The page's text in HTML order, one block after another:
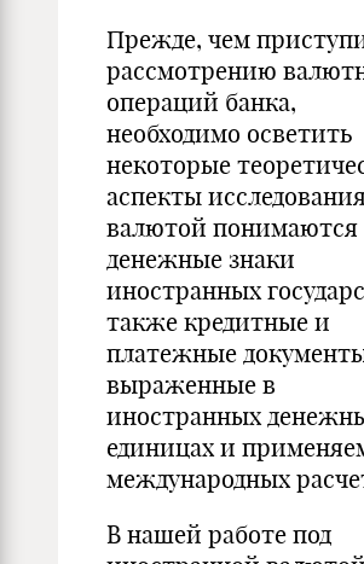
Прежде, чем
рассмотрению
операций банка,
необходимо осветить
некоторые
аспекты
валютой понимаются
денежные знаки
иностранных
также кредитные и
платежные
выраженные в
иностранных
единицах и
международных
В нашей работе под